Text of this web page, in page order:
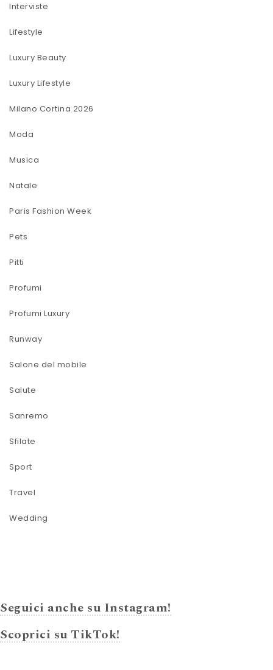
Interviste
Lifestyle
Luxury Beauty
Luxury Lifestyle
Milano Cortina 2026
Moda
Musica
Natale
Paris Fashion Week
Pets
Pitti
Profumi
Profumi Luxury
Runway
Salone del mobile
Salute
Sanremo
Sfilate
Sport
Travel
Wedding
Seguici anche su Instagram!
Scoprici su TikTok!